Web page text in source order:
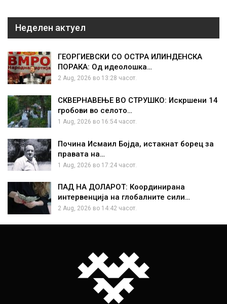
Неделен актуел
ГЕОРГИЕВСКИ СО ОСТРА ИЛИНДЕНСКА
ПОРАКА: Од идеолошка…
2 Aug, 2026 во 13:28 часот.
СКВЕРНАВЕЊЕ ВО СТРУШКО: Искршени 14
гробови во селото…
1 Aug, 2026 во 16:54 часот.
Почина Исмаил Бојда, истакнат борец за
правата на…
1 Aug, 2026 во 17:24 часот.
ПАД НА ДОЛАРОТ: Координирана
интервенција на глобалните сили…
2 Aug, 2026 во 14:42 часот.